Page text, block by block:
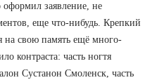
заявление, не
еще что-нибудь. Крепкий
на свою память ещё много-
контраста: часть ногтя
Сустанон Смоленск, часть